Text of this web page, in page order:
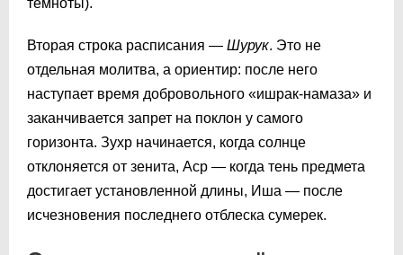
Вторая строка расписания — Шурук. Это не
отдельная молитва, а ориентир: после него
наступает время добровольного «ишрак-намаза» и
заканчивается запрет на поклон у самого
горизонта. Зухр начинается, когда солнце
отклоняется от зенита, Аср — когда тень предмета
достигает установленной длины, Иша — после
исчезновения последнего отблеска сумерек.